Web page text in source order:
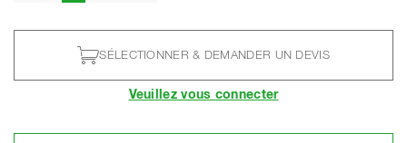
SÉLECTIONNER & DEMANDER UN DEVIS
Veuillez vous connecter